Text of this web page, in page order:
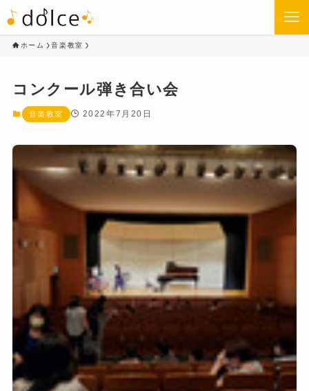
ホーム 音楽教室
コンクール弾き合い会
音楽教室 2022年7月20日